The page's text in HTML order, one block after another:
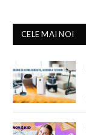
CELE MAI NOI